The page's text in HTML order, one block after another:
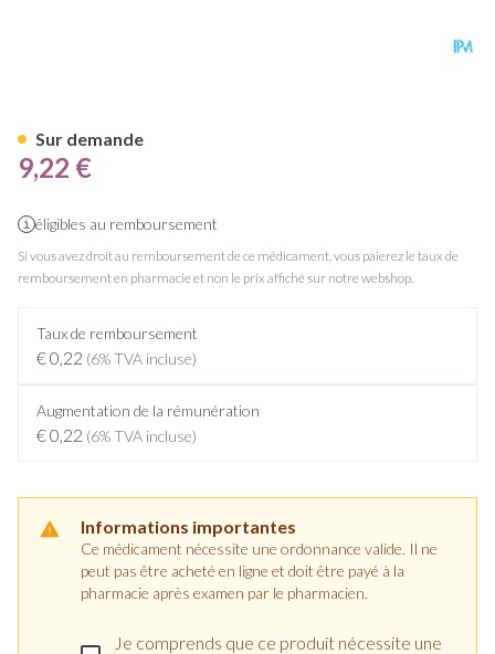
9,22 €
éligibles au remboursement
Si vous avez droit au remboursement de ce médicament, vous paierez le taux de
remboursement en pharmacie et non le prix affiché sur notre webshop.
Taux de remboursement
€ 0,22 (6% TVA incluse)
Augmentation de la rémunération
€ 0,22 (6% TVA incluse)
Informations importantes
Ce médicament nécessite une ordonnance valide. Il ne
peut pas être acheté en ligne et doit être payé à la
pharmacie après examen par le pharmacien.
Je comprends que ce produit nécessite une
Sur demande